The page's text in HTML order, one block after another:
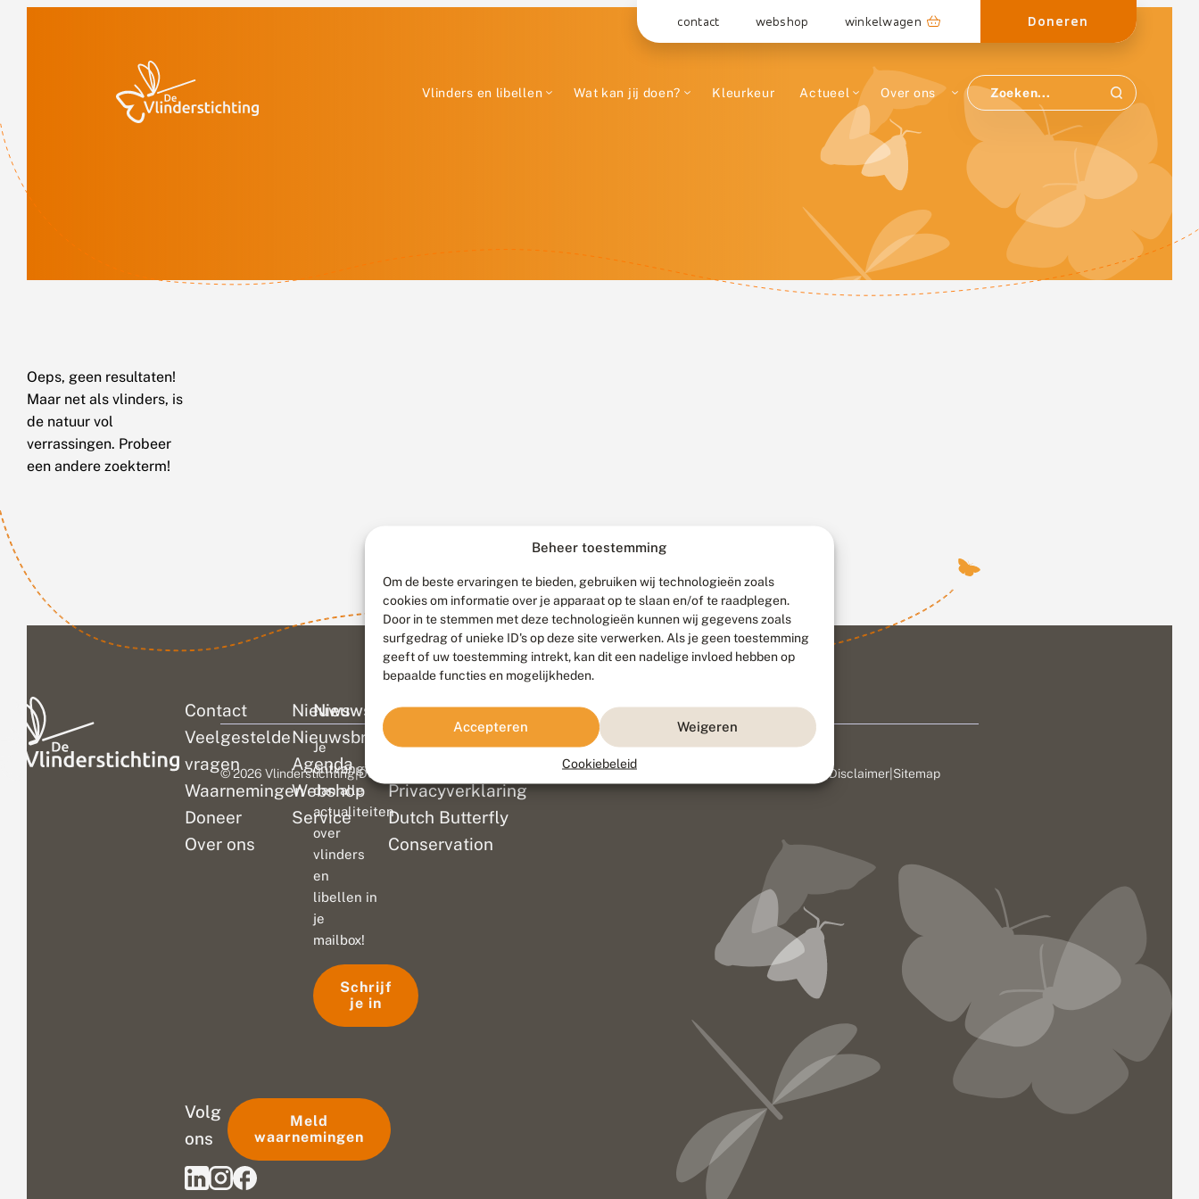
Beheer toestemming
Om de beste ervaringen te bieden, gebruiken wij technologieën zoals
cookies om informatie over je apparaat op te slaan en/of te raadplegen.
Door in te stemmen met deze technologieën kunnen wij gegevens zoals
surfgedrag of unieke ID's op deze site verwerken. Als je geen toestemming
geeft of uw toestemming intrekt, kan dit een nadelige invloed hebben op
bepaalde functies en mogelijkheden.
Accepteren Weigeren
Cookiebeleid
contact webshop winkelwagen Doneren
Vlinders en libellen Wat kan jij doen? Kleurkeur Actueel Over ons
Oeps, geen resultaten!
Maar net als vlinders, is
de natuur vol
verrassingen. Probeer
een andere zoekterm!
Contact
Veelgestelde
vragen
Waarnemingen
Doneer
Over ons
Nieuws
Nieuwsbrief
Agenda
Webshop
Service
Colofon
Disclaimer
Privacyverklaring
Dutch Butterfly
Conservation
Nieuwsbrief
Je
ontvangt
dan alle
actualiteiten
over
vlinders
en
libellen in
je
mailbox!
Schrijf
je in
Volg
ons
Meld
waarnemingen
© 2026 Vlinderstichting|Duurzaam ontwikkeld door Go2People, ontworpen door Disclaimer Sitemap